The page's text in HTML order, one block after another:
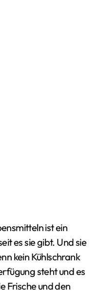
es sie gibt. Und sie
kein Kühlschrank
steht und es
Frische und den